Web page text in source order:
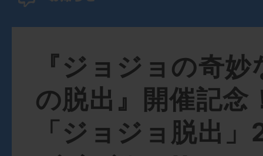
『ジョジョの奇
の脱出』開催記念
「ジョジョ脱出